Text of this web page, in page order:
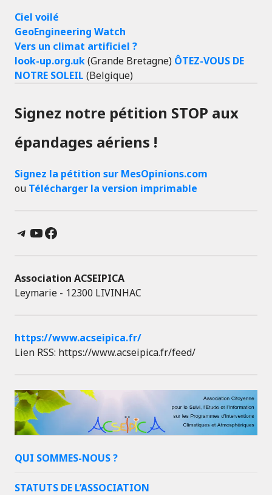
Ciel voilé
GeoEngineering Watch
Vers un climat artificiel ?
look-up.org.uk(Grande Bretagne) ÔTEZ-VOUS DE
NOTRE SOLEIL (Belgique)
Signez notre pétition STOP aux
épandages aériens !
Signez la pétition sur MesOpinions.com
ou Télécharger la version imprimable
Telegram
YouTube
Facebook
Association ACSEIPICA
Leymarie - 12300 LIVINHAC
https://www.acseipica.fr/
Lien RSS: https://www.acseipica.fr/feed/
QUI SOMMES-NOUS ?
STATUTS DE L’ASSOCIATION